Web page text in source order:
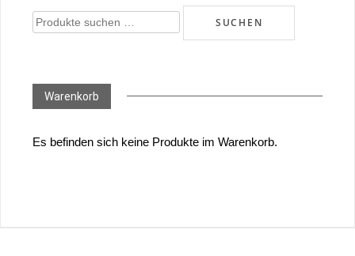
Suchen
nach:
SUCHEN
Warenkorb
Es befinden sich keine Produkte im Warenkorb.